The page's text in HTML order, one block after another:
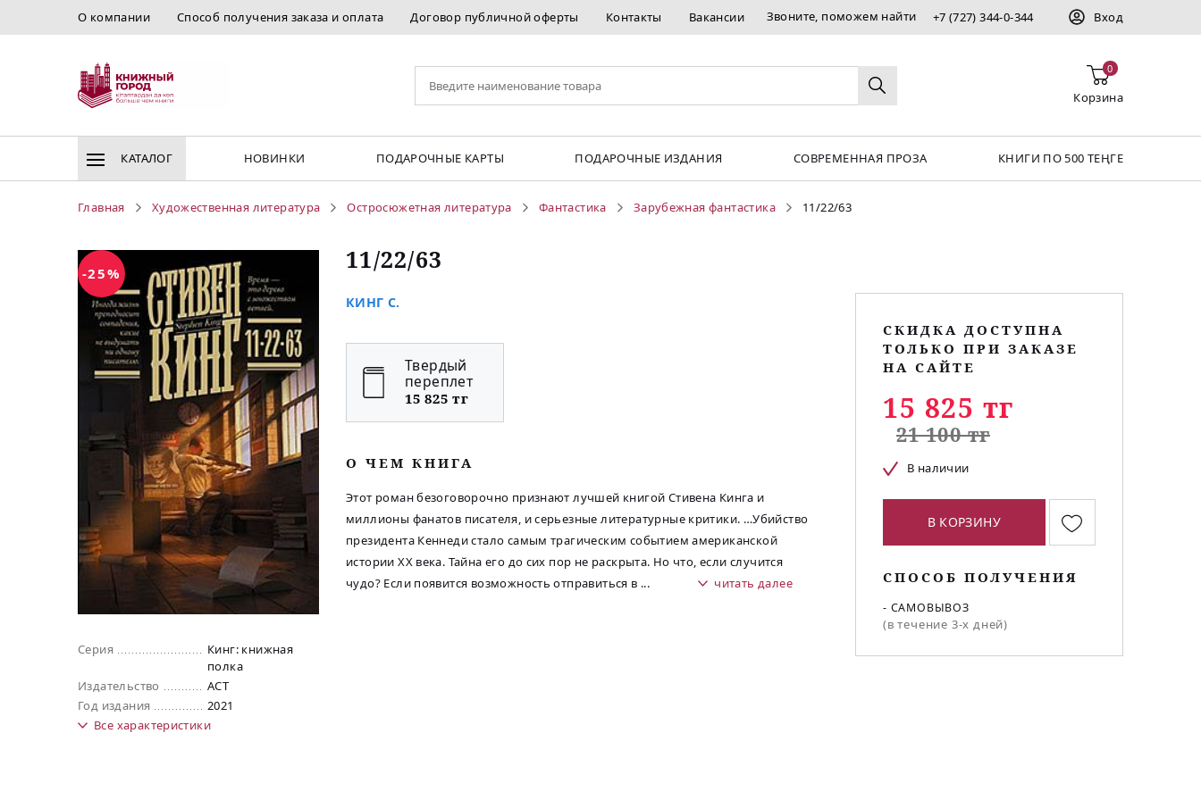
О компании Способ получения заказа и оплата Договор публичной оферты Контакты Вакансии Звоните, поможем найти +7 (727) 344-0-344 Вход
0
Корзина
КАТАЛОГ НОВИНКИ ПОДАРОЧНЫЕ КАРТЫ ПОДАРОЧНЫЕ ИЗДАНИЯ СОВРЕМЕННАЯ ПРОЗА КНИГИ ПО 500 ТЕҢГЕ
Главная Художественная литература Остросюжетная литература Фантастика Зарубежная фантастика 11/22/63
-25%
Серия
Кинг: книжная
полка
Издательство
АСТ
Год издания
2021
Все характеристики
11/22/63
КИНГ С.
Твердый
переплет
15 825 тг
O ЧЕМ КНИГА
Этот роман безоговорочно признают лучшей книгой Стивена Кинга и
миллионы фанатов писателя, и серьезные литературные критики. …Убийство
президента Кеннеди стало самым трагическим событием американской
истории ХХ века. Тайна его до сих пор не раскрыта. Но что, если случится
чудо? Если появится возможность отправиться в ... читать далее
СКИДКА ДОСТУПНА
ТОЛЬКО ПРИ ЗАКАЗЕ
НА САЙТЕ
15 825 тг
21 100 тг
В наличии
В КОРЗИНУ
СПОСОБ ПОЛУЧЕНИЯ
- САМОВЫВОЗ
(в течение 3-х дней)